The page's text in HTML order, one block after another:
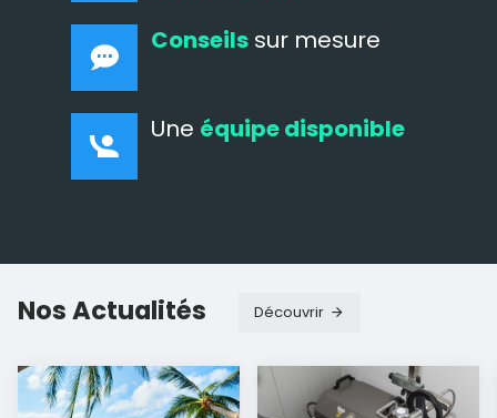
Conseils sur mesure
Une équipe disponible
Nos Actualités Découvrir